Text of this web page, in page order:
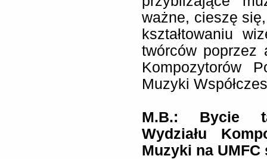
ważne, cieszę
kształtowaniu
twórców poprzez
Kompozytorów
Muzyki
M.B.: Bycie
Wydziału
Muzyki na